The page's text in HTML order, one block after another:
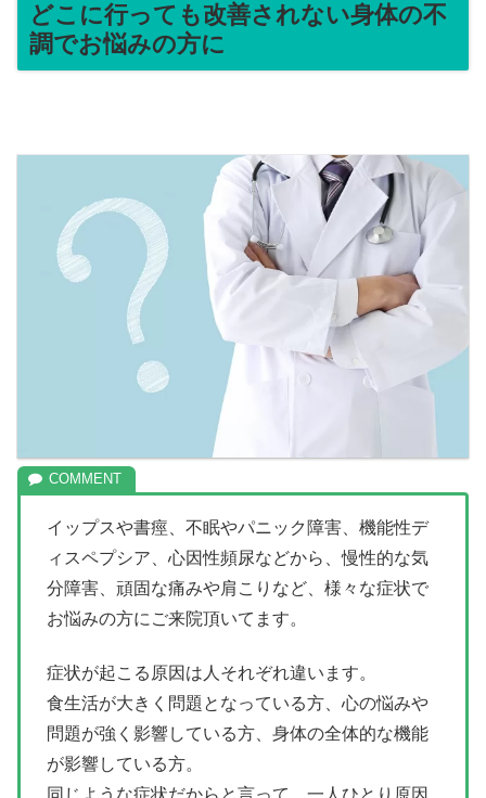
どこに行っても改善されない身体の不
調でお悩みの方に
イップスや書痙、不眠やパニック障害、機能性デ
ィスペプシア、心因性頻尿などから、慢性的な気
分障害、頑固な痛みや肩こりなど、様々な症状で
お悩みの方にご来院頂いてます。
症状が起こる原因は人それぞれ違います。
食生活が大きく問題となっている方、心の悩みや
問題が強く影響している方、身体の全体的な機能
が影響している方。
同じような症状だからと言って、一人ひとり原因